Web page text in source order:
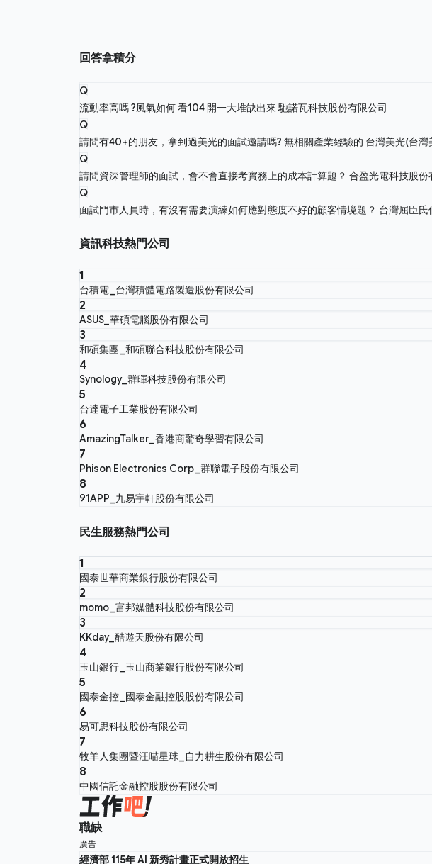
回答拿積分
Q
流動率高嗎 ?風氣如何 看104 開一大堆缺出來 馳諾瓦科技股份有限公司
Q
請問有40+的朋友，拿到過美光的面試邀請嗎? 無相關產業經驗的 台灣美光(台
Q
請問資深管理師的面試，會不會直接考實務上的成本計算題？ 合盈光電科技股份
Q
面試門市人員時，有沒有需要演練如何應對態度不好的顧客情境題？ 台灣屈臣氏
資訊科技熱門公司
1
台積電_台灣積體電路製造股份有限公司
2
ASUS_華碩電腦股份有限公司
3
和碩集團_和碩聯合科技股份有限公司
4
Synology_群暉科技股份有限公司
5
台達電子工業股份有限公司
6
AmazingTalker_香港商驚奇學習有限公司
7
Phison Electronics Corp_群聯電子股份有限公司
8
91APP_九易宇軒股份有限公司
民生服務熱門公司
1
國泰世華商業銀行股份有限公司
2
momo_富邦媒體科技股份有限公司
3
KKday_酷遊天股份有限公司
4
玉山銀行_玉山商業銀行股份有限公司
5
國泰金控_國泰金融控股股份有限公司
6
易可思科技股份有限公司
7
牧羊人集團暨汪喵星球_自力耕生股份有限公司
8
中國信託金融控股股份有限公司
職缺
廣告
經濟部 115年 AI 新秀計畫正式開放招生